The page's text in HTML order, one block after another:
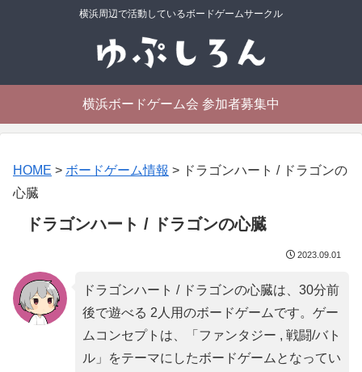
横浜周辺で活動しているボードゲームサークル
横浜ボードゲーム会 参加者募集中
HOME > ボードゲーム情報 > ドラゴンハート / ドラゴンの
心臓
ドラゴンハート / ドラゴンの心臓
2023.09.01
ドラゴンハート / ドラゴンの心臓は、30分前
後で遊べる 2人用のボードゲームです。ゲー
ムコンセプトは、「 ファンタジー , 戦闘/バト
ル」をテーマにしたボードゲームとなってい